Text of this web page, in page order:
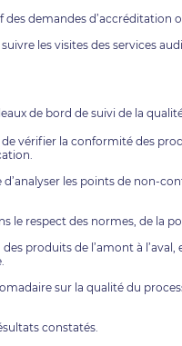
demandes d’accréditation
les visites des services
de bord de suivi de la
vérifier la conformité des
les points de non-
le respect des normes, de la
produits de l’amont à
sur la qualité du
constatés.